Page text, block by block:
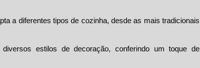
a diferentes tipos de cozinha, desde as mais tradicionais
estilos de decoração, conferindo um toque de